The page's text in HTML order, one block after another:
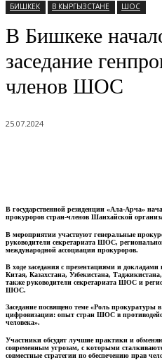
БИШКЕК В КЫРГЫЗСТАНЕ ШОС
В Бишкеке
заседание
членов ШОС
25.07.2024
В государственной резиденции «Ала-Арча»
прокуроров стран-членов Шанхайской
В мероприятии участвуют генеральные
руководители секретариата ШОС,
международной ассоциации прокуроров.
В ходе заседания с презентациями и
Китая, Казахстана, Узбекистана,
также руководители секретариата ШОС и
ШОС.
Заседание посвящено теме «Роль прокуратуры
цифровизации: опыт стран ШОС в
человека».
Участники обсудят лучшие практики и
современным угрозам, с которыми
совместные стратегии по обеспечению прав